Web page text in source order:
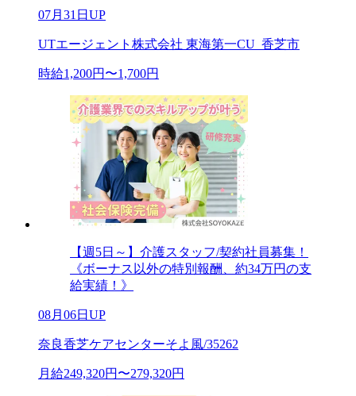
07月31日UP
UTエージェント株式会社 東海第一CU_香芝市
時給1,200円〜1,700円
【週5日～】介護スタッフ/契約社員募集！
《ボーナス以外の特別報酬、約34万円の支
給実績！》
08月06日UP
奈良香芝ケアセンターそよ風/35262
月給249,320円〜279,320円